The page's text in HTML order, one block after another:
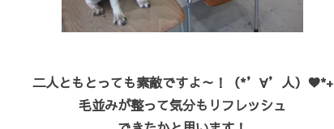
二人ともとっても素敵ですよ～！（*’∀’人）♥*+
毛並みが整って気分もリフレッシュ